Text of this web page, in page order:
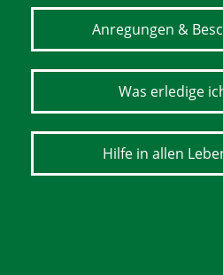
Anregungen &
Was erledige
Hilfe in allen